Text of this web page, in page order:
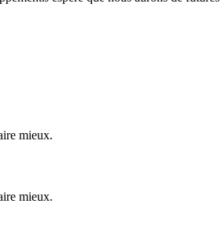
mieux.
mieux.